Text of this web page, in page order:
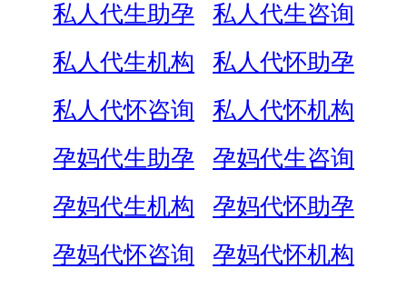
私人代生助孕
私人代生咨询
私人代生机构
私人代怀助孕
私人代怀咨询
私人代怀机构
孕妈代生助孕
孕妈代生咨询
孕妈代生机构
孕妈代怀助孕
孕妈代怀咨询
孕妈代怀机构